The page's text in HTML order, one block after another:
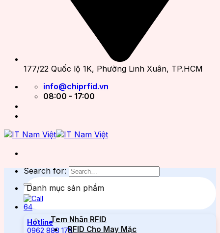
177/22 Quốc lộ 1K, Phường Linh Xuân, TP.HCM
info@chiprfid.vn
08:00 - 17:00
Search for:
Hotline
0962 888 179
Danh mục sản phẩm
Tem Nhãn RFID
RFID Cho May Mặc